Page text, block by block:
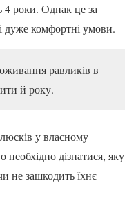
4 роки. Однак це за
дуже комфортні умови.
равликів в
й року.
у власному
необхідно дізнатися, яку
не зашкодить їхнє